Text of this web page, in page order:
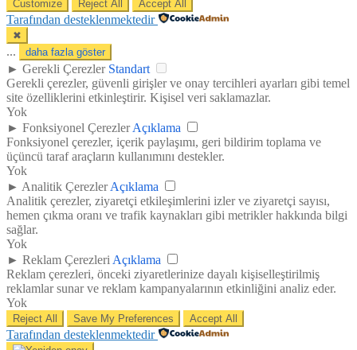
Customize Reject All Accept All
Tarafından desteklenmektedir
✖
... daha fazla göster
► Gerekli Çerezler Standart
Gerekli çerezler, güvenli girişler ve onay tercihleri ayarları gibi temel
site özelliklerini etkinleştirir. Kişisel veri saklamazlar.
Yok
► Fonksiyonel Çerezler Açıklama
Fonksiyonel çerezler, içerik paylaşımı, geri bildirim toplama ve
üçüncü taraf araçların kullanımını destekler.
Yok
► Analitik Çerezler Açıklama
Analitik çerezler, ziyaretçi etkileşimlerini izler ve ziyaretçi sayısı,
hemen çıkma oranı ve trafik kaynakları gibi metrikler hakkında bilgi
sağlar.
Yok
► Reklam Çerezleri Açıklama
Reklam çerezleri, önceki ziyaretlerinize dayalı kişiselleştirilmiş
reklamlar sunar ve reklam kampanyalarının etkinliğini analiz eder.
Yok
Reject All Save My Preferences Accept All
Tarafından desteklenmektedir